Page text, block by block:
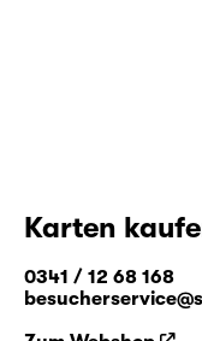
Karten
0341 / 12 68 168